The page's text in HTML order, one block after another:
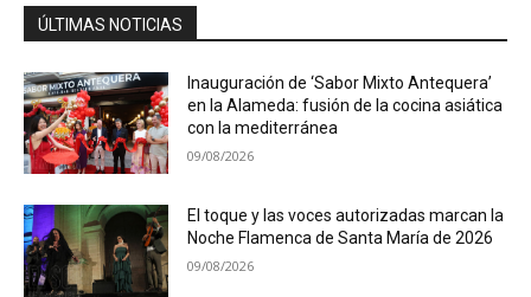
ÚLTIMAS NOTICIAS
Inauguración de ‘Sabor Mixto Antequera’
en la Alameda: fusión de la cocina asiática
con la mediterránea
09/08/2026
El toque y las voces autorizadas marcan la
Noche Flamenca de Santa María de 2026
09/08/2026